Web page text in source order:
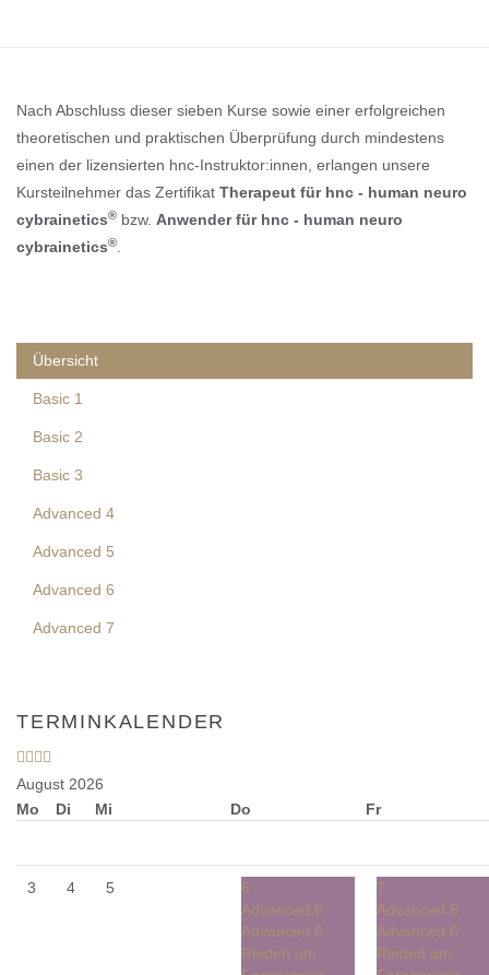
Nach Abschluss dieser sieben Kurse sowie einer erfolgreichen
theoretischen und praktischen Überprüfung durch mindestens
einen der lizensierten hnc-Instruktor:innen, erlangen unsere
Kursteilnehmer das Zertifikat Therapeut für hnc - human neuro
cybrainetics® bzw. Anwender für hnc - human neuro
cybrainetics®
Übersicht
Basic 1
Basic 2
Basic 3
Advanced 4
Advanced 5
Advanced 6
Advanced 7
TERMINKALENDER
JahrMonat
Jahr
August 2026
Mo
Di Mi Do Fr
3 4 5
6
Advanced 6
Advanced 6
Rieden am
7
Advanced 6
Advanced 6
Rieden am